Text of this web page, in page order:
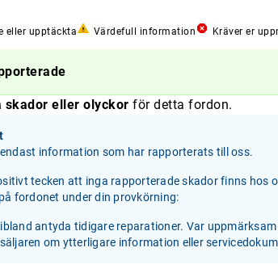
eller upptäckta Värdefull information Kräver er
skador eller olyckor för detta fordon.
information som har rapporterats till oss.
tecken att inga rapporterade skador finns hos
fordonet under din provkörning:
antyda tidigare reparationer. Var
om ytterligare information eller